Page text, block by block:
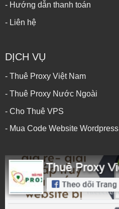
- Hướng dẫn thanh toán
- Liên hệ
DỊCH VỤ
- Thuê Proxy Việt Nam
- Thuê Proxy Nước Ngoài
- Cho Thuê VPS
- Mua Code Website Wordpress